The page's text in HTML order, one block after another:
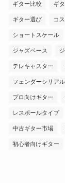
ギター比較 ギ
ギター選び コ
ショートスケール
ジャズベース
テレキャスター
フェンダーシリア
プロ向けギター
レスポールタイプ
中古ギター市場
初心者向けギター